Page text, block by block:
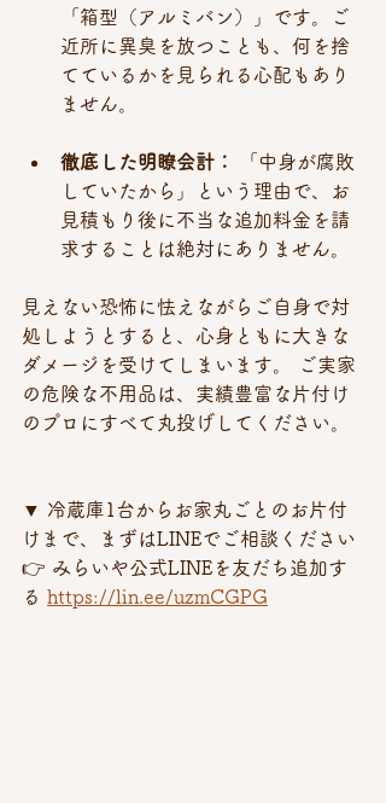
「箱型（アルミバン）」です。ご
近所に異臭を放つことも、何を捨
てているかを見られる心配もあり
ません。
徹底した明瞭会計：
「中身が腐敗
していたから」という理由で、お
見積もり後に不当な追加料金を請
求することは絶対にありません。
見えない恐怖に怯えながらご自身で対
処しようとすると、心身ともに大きな
ダメージを受けてしまいます。 ご実家
の危険な不用品は、実績豊富な片付け
のプロにすべて丸投げしてください。
▼ 冷蔵庫1台からお家丸ごとのお片付
けまで、まずはLINEでご相談ください
👉 みらいや公式LINEを友だち追加す
る https://lin.ee/uzmCGPG